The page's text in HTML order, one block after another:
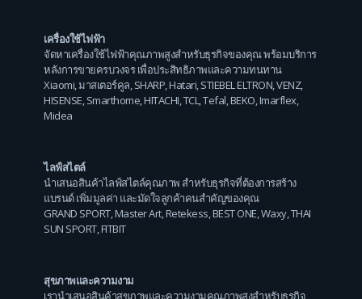
เครื่องใช้ไฟฟ้า
จัดหาเครื่องใช้ไฟฟ้าคุณภาพสูงสำหรับธุรกิจของคุณ พร้อมบริการ
หลังการขายครบวงจร เพื่อประสิทธิภาพและความทนทาน
Xiaomi,มาสเตอร์คูล,SHARP,Hatari,STIEBEL ELTRON,VENZ,
HISENSE,Smarthome,HITACHI,TCL,Tefal,BEKO,Imarflex,
Midea
ไลฟ์สไตล์
นำเสนอสินค้าไลฟ์สไตล์คุณภาพ สำหรับธุรกิจที่ต้องการสร้าง
แบรนด์ เพิ่มมูลค่า และมัดใจลูกค้าคนสำคัญของคุณ
GRAND SPORT,Master Art,Retekess,BEST ONE,Waxy,THAI
SUN SPORT,FITBIT
สุขภาพและความงาม
เรานำเสนอสินค้าสุขภาพและความงามคุณภาพสูงสำหรับธุรกิจ